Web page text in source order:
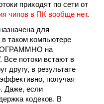
приходят по сети от
чипов в ПК вообще нет.
для
таком компьютере
на
потоки встают в
другу, в результате
получая
Даже, если
кодеков. В